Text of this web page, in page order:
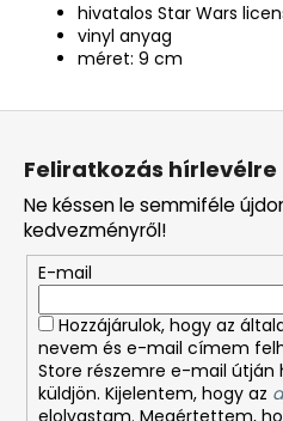
hivatalos Star Wars
vinyl anyag
méret: 9 cm
Feliratkozás hírlevélre
Ne késsen le semmiféle
kedvezményről!
E-mail
Hozzájárulok, hogy az
nevem és e-mail címem
Store részemre e-mail útján
küldjön. Kijelentem, hogy az